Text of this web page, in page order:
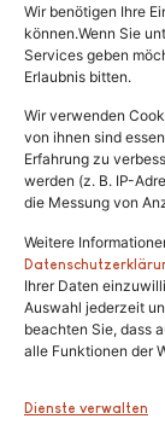
Wir benötigen Ihre
können.Wenn Sie
Services geben
Erlaubnis bitten.
Wir verwenden
von ihnen sind
Erfahrung zu
werden (z. B. IP-
die Messung von
Weitere
Ihrer Daten
Auswahl jederzeit
beachten Sie, dass
alle Funktionen der
Dienste verwalten
Copyright